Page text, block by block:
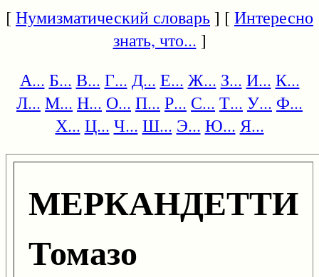
[Нумизматический словарь] [Интересно
знать, что... ]
А... Б... В... Г... Д... Е... Ж... З... И... К...
Л... М... Н... О... П... Р... С... Т... У... Ф...
Х... Ц... Ч... Ш... Э... Ю... Я...
МЕРКАНДЕТТИ
Томазо